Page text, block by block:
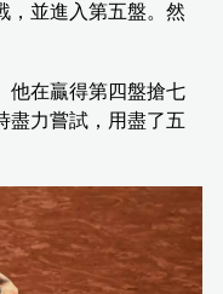
，並進入第五盤。然
他在贏得第四盤搶七
盡力嘗試，用盡了五